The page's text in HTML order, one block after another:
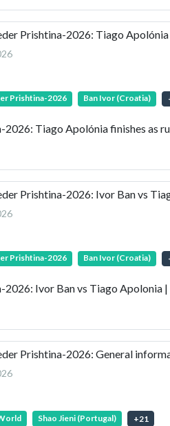
Prishtina-2026: Tiago
Prishtina-2026 Ban Ivor (Croatia)
Tiago Apolónia finishes as
Prishtina-2026: Ivor Ban vs
Prishtina-2026 Ban Ivor (Croatia)
Ivor Ban vs Tiago Apolonia |
Prishtina-2026: General
Shao Jieni (Portugal) +21